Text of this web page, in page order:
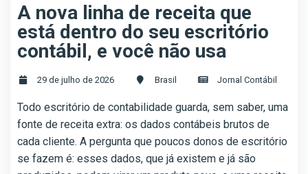
A nova linha de receita que
está dentro do seu escritório
contábil, e você não usa
29 de julho de 2026 Brasil Jornal Contábil
Todo escritório de contabilidade guarda, sem saber, uma
fonte de receita extra: os dados contábeis brutos de
cada cliente. A pergunta que poucos donos de escritório
se fazem é: esses dados, que já existem e já são